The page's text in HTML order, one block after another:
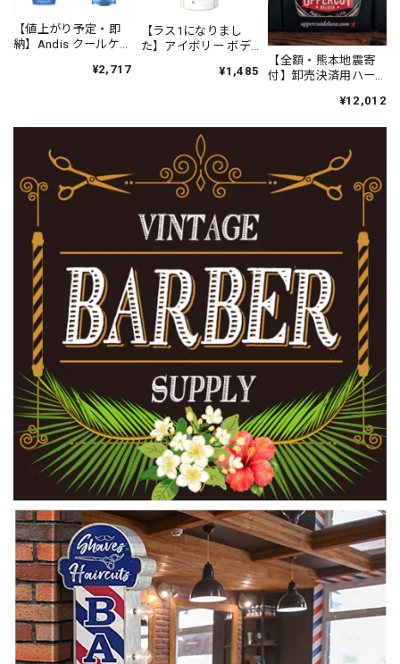
【値上がり予定・即
納】Andis クールケア
¥2,717
【ラス1になりまし
た】アイボリー ボデ
¥1,485
【全額・熊本地震寄
付】卸売決済用ハー
DELUXE イージー ホ
¥12,012